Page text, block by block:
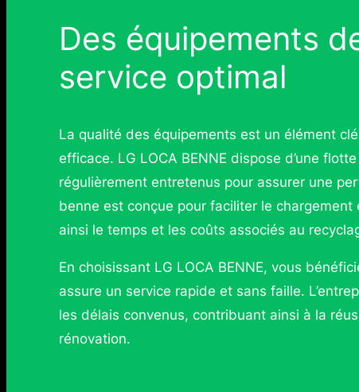
Des équipements
service optimal
La qualité des équipements est un élément
efficace. LG LOCA BENNE dispose d’une
régulièrement entretenus pour assurer une
benne est conçue pour faciliter le
ainsi le temps et les coûts associés au
En choisissant LG LOCA BENNE, vous
assure un service rapide et sans faille.
les délais convenus, contribuant ainsi à la
rénovation.